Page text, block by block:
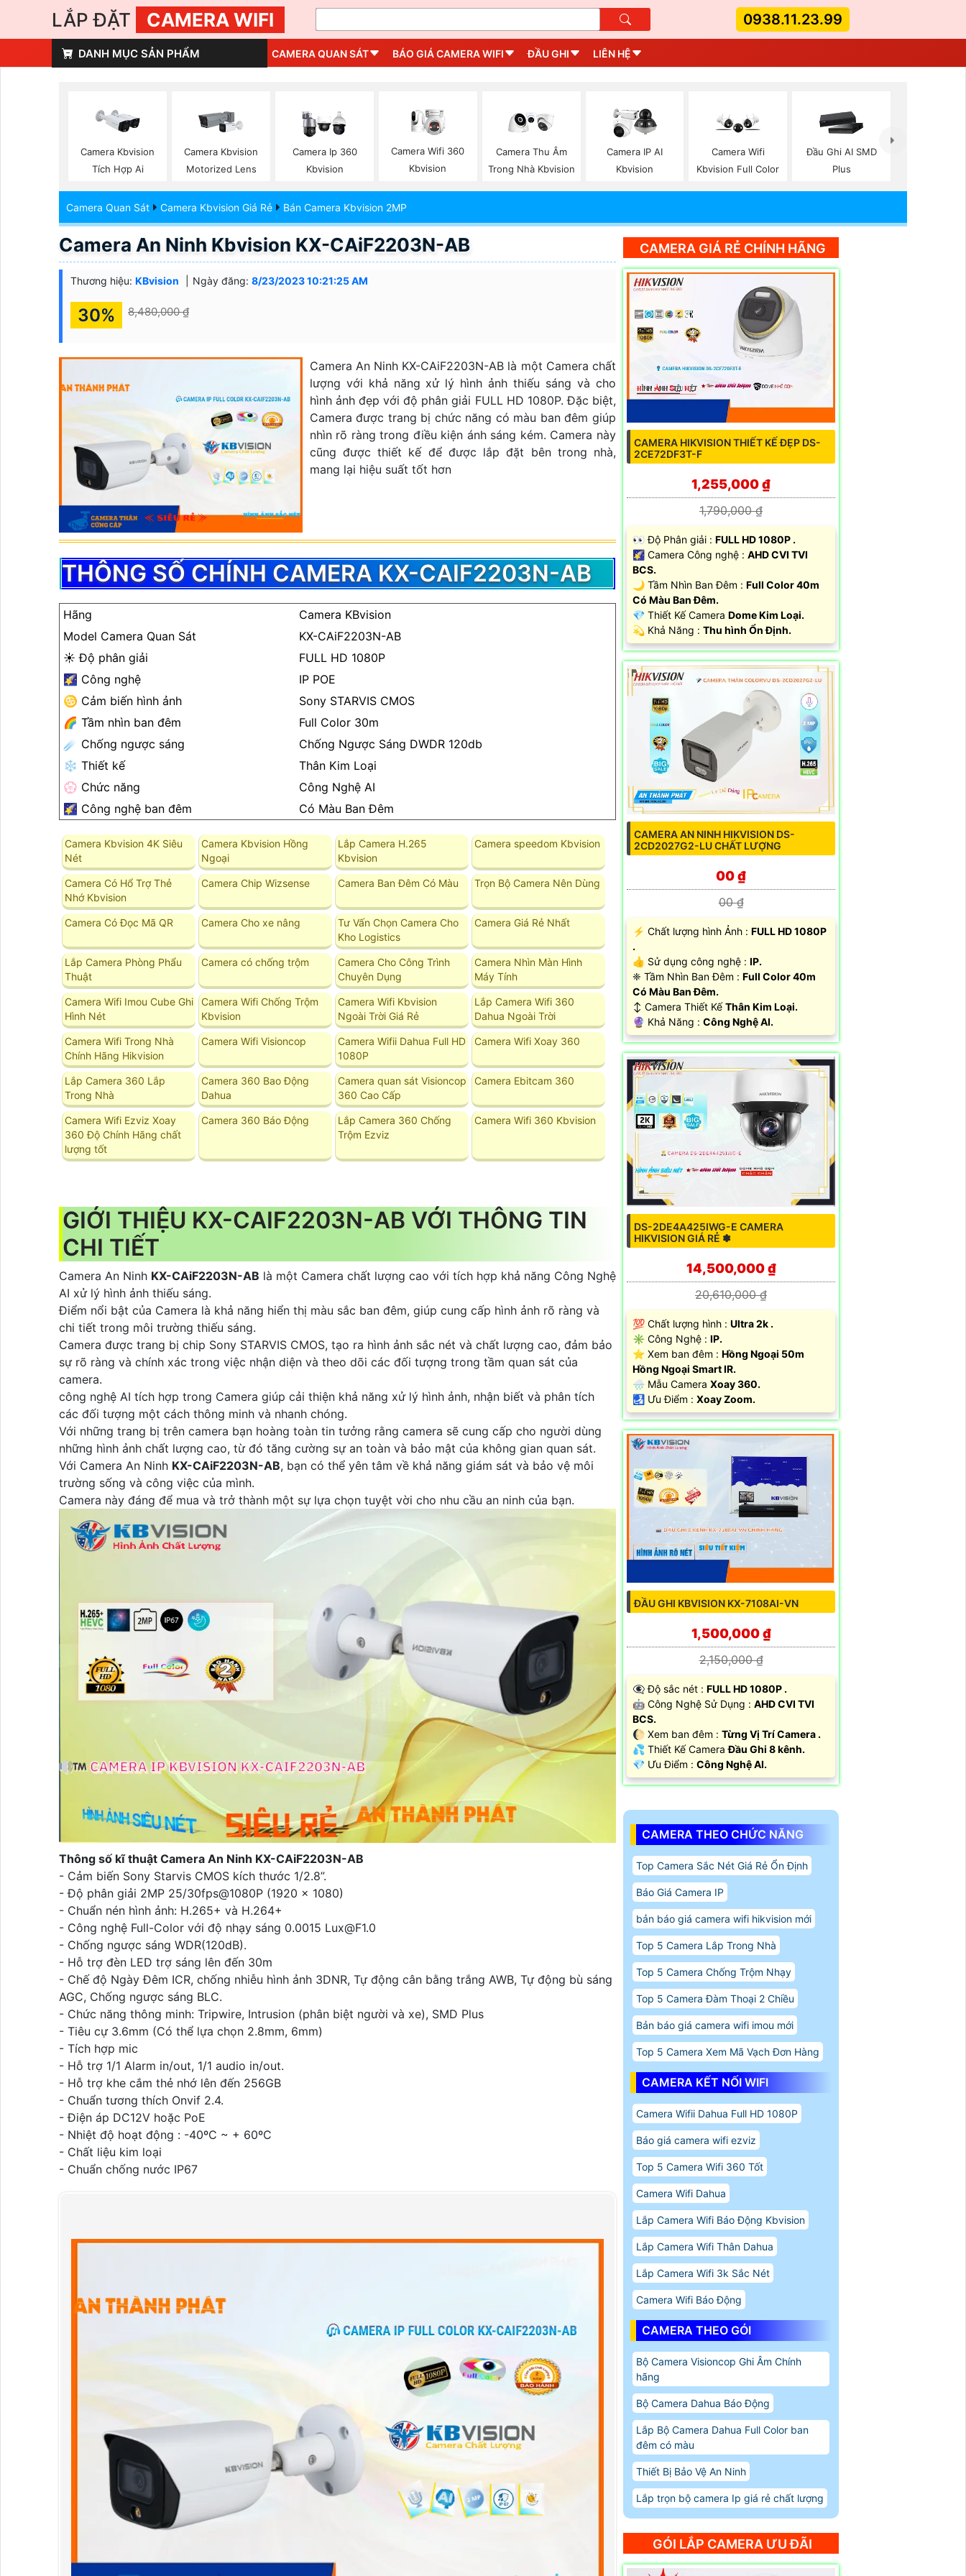
LẮP ĐẶT CAMERA WIFI 0938.11.23.99
DANH MỤC SẢN PHẨM CAMERA QUAN SÁT BÁO GIÁ CAMERA WIFI ĐẦU GHI LIÊN HỆ
Camera Kbvision
Tích Hợp Ai
Camera Kbvision
Motorized Lens
Camera Ip 360
Kbvision
Camera Wifi 360
Kbvision
Camera Thu Âm
Trong Nhà Kbvision
Camera IP AI
Kbvision
Camera Wifi
Kbvision Full Color
Đầu Ghi AI SMD
Plus
Camera Quan Sát Camera Kbvision Giá Rẻ Bán Camera Kbvision 2MP
Camera An Ninh Kbvision KX-CAiF2203N-AB
Thương hiệu: KBvision Ngày đăng: 8/23/2023 10:21:25 AM
30% 8,480,000 ₫
Camera An Ninh KX-CAiF2203N-AB là một Camera chất
lượng với khả năng xử lý hình ảnh thiếu sáng và cho
hình ảnh đẹp với độ phân giải FULL HD 1080P. Đặc biệt,
Camera được trang bị chức năng có màu ban đêm giúp
nhìn rõ ràng trong điều kiện ánh sáng kém. Camera này
cũng được thiết kế để được lắp đặt bên trong nhà,
mang lại hiệu suất tốt hơn
THÔNG SỐ CHÍNH CAMERA KX-CAIF2203N-AB
Hãng
Camera KBvision
Model Camera Quan Sát
KX-CAiF2203N-AB
☀️ Độ phân giải
FULL HD 1080P
🌠 Công nghệ
IP POE
♋ Cảm biến hình ảnh
Sony STARVIS CMOS
🌈 Tầm nhìn ban đêm
Full Color 30m
☄️ Chống ngược sáng
Chống Ngược Sáng DWDR 120db
❄ Thiết kế
Thân Kim Loại
💮 Chức năng
Công Nghệ AI
🌠 Công nghệ ban đêm
Có Màu Ban Đêm
Camera Kbvision 4K Siêu
Nét
Camera Kbvision Hồng
Ngoại
Lắp Camera H.265
Kbvision
Camera speedom Kbvision
Camera Có Hổ Trợ Thẻ
Nhớ Kbvision
Camera Chip Wizsense Camera Ban Đêm Có Màu Trọn Bộ Camera Nên Dùng
Camera Có Đọc Mã QR Camera Cho xe nâng
Tư Vấn Chọn Camera Cho
Kho Logistics
Camera Giá Rẻ Nhất
Lắp Camera Phòng Phẩu
Thuật
Camera có chống trộm
Camera Cho Công Trình
Chuyên Dụng
Camera Nhìn Màn Hình
Máy Tính
Camera Wifi Imou Cube Ghi
Hình Nét
Camera Wifi Chống Trộm
Kbvision
Camera Wifi Kbvision
Ngoài Trời Giá Rẻ
Lắp Camera Wifi 360
Dahua Ngoài Trời
Camera Wifi Trong Nhà
Chính Hãng Hikvision
Camera Wifi Visioncop
Camera Wifii Dahua Full HD
1080P
Camera Wifi Xoay 360
Lắp Camera 360 Lắp
Trong Nhà
Camera 360 Bao Động
Dahua
Camera quan sát Visioncop
360 Cao Cấp
Camera Ebitcam 360
Camera Wifi Ezviz Xoay
360 Độ Chính Hãng chất
lượng tốt
Camera 360 Báo Động
Lắp Camera 360 Chống
Trộm Ezviz
Camera Wifi 360 Kbvision
GIỚI THIỆU KX-CAIF2203N-AB VỚI THÔNG TIN
CHI TIẾT
Camera An Ninh KX-CAiF2203N-AB là một Camera chất lượng cao với tích hợp khả năng Công Nghệ
AI xử lý hình ảnh thiếu sáng.
Điểm nổi bật của Camera là khả năng hiển thị màu sắc ban đêm, giúp cung cấp hình ảnh rõ ràng và
chi tiết trong môi trường thiếu sáng.
Camera được trang bị chip Sony STARVIS CMOS, tạo ra hình ảnh sắc nét và chất lượng cao, đảm bảo
sự rõ ràng và chính xác trong việc nhận diện và theo dõi các đối tượng trong tầm quan sát của
camera.
công nghệ AI tích hợp trong Camera giúp cải thiện khả năng xử lý hình ảnh, nhận biết và phân tích
các đối tượng một cách thông minh và nhanh chóng.
Với những trang bị trên camera bạn hoàng toàn tin tưởng rằng camera sẽ cung cấp cho người dùng
những hình ảnh chất lượng cao, từ đó tăng cường sự an toàn và bảo mật của không gian quan sát.
Với Camera An Ninh KX-CAiF2203N-AB, bạn có thể yên tâm về khả năng giám sát và bảo vệ môi
trường sống và công việc của mình.
Camera này đáng để mua và trở thành một sự lựa chọn tuyệt vời cho nhu cầu an ninh của bạn.
Thông số kĩ thuật Camera An Ninh KX-CAiF2203N-AB
- Cảm biến Sony Starvis CMOS kích thước 1/2.8”.
- Độ phân giải 2MP 25/30fps@1080P (1920 x 1080)
- Chuẩn nén hình ảnh: H.265+ và H.264+
- Công nghệ Full-Color với độ nhạy sáng 0.0015 Lux@F1.0
- Chống ngược sáng WDR(120dB).
- Hỗ trợ đèn LED trợ sáng lên đến 30m
- Chế độ Ngày Đêm ICR, chống nhiễu hình ảnh 3DNR, Tự động cân bằng trắng AWB, Tự động bù sáng
AGC, Chống ngược sáng BLC.
- Chức năng thông minh: Tripwire, Intrusion (phân biệt người và xe), SMD Plus
- Tiêu cự 3.6mm (Có thể lựa chọn 2.8mm, 6mm)
- Tích hợp mic
- Hỗ trợ 1/1 Alarm in/out, 1/1 audio in/out.
- Hỗ trợ khe cắm thẻ nhớ lên đến 256GB
- Chuẩn tương thích Onvif 2.4.
- Điện áp DC12V hoặc PoE
- Nhiệt độ hoạt động : -40ºC ~ + 60ºC
- Chất liệu kim loại
- Chuẩn chống nước IP67
CAMERA GIÁ RẺ CHÍNH HÃNG
CAMERA HIKVISION THIẾT KẾ ĐẸP DS-
2CE72DF3T-F
1,255,000 ₫
1,790,000 ₫
️👀 Độ Phân giải : FULL HD 1080P .
🌠 Camera Công nghệ : AHD CVI TVI
BCS.
🌙 Tầm Nhìn Ban Đêm : Full Color 40m
Có Màu Ban Đêm.
💎 Thiết Kế Camera Dome Kim Loại.
️💫 Khả Năng : Thu hình Ổn Định.
CAMERA AN NINH HIKVISION DS-
2CD2027G2-LU CHẤT LƯỢNG
00 ₫
00 ₫
️⚡ Chất lượng hình Ảnh : FULL HD 1080P
.
👍 Sử dụng công nghệ : IP.
❈ Tầm Nhìn Ban Đêm : Full Color 40m
Có Màu Ban Đêm.
↕️ Camera Thiết KếThân Kim Loại.
️🔮 Khả Năng : Công Nghệ AI.
DS-2DE4A425IWG-E CAMERA
HIKVISION GIÁ RẺ ✽
14,500,000 ₫
20,610,000 ₫
💯 Chất lượng hình : Ultra 2k .
✳️ Công Nghệ : IP.
⭐ Xem ban đêm : Hồng Ngoại 50m
Hồng Ngoại Smart IR.
🌧️ Mẫu Camera Xoay 360.
️🛃 Ưu Điểm : Xoay Zoom.
ĐẦU GHI KBVISION KX-7108AI-VN
1,500,000 ₫
2,150,000 ₫
👁️‍🗨 Độ sắc nét : FULL HD 1080P .
🤖️ Công Nghệ Sử Dụng : AHD CVI TVI
BCS.
🌔 Xem ban đêm : Từng Vị Trí Camera .
💦 Thiết Kế CameraĐầu Ghi 8 kênh.
️💎 Ưu Điểm : Công Nghệ AI.
CAMERA THEO CHỨC NĂNG
Top Camera Sắc Nét Giá Rẻ Ổn Định
Báo Giá Camera IP
bản báo giá camera wifi hikvision mới
Top 5 Camera Lắp Trong Nhà
Top 5 Camera Chống Trộm Nhạy
Top 5 Camera Đàm Thoại 2 Chiều
Bản báo giá camera wifi imou mới
Top 5 Camera Xem Mã Vạch Đơn Hàng
CAMERA KẾT NỐI WIFI
Camera Wifii Dahua Full HD 1080P
Báo giá camera wifi ezviz
Top 5 Camera Wifi 360 Tốt
Camera Wifi Dahua
Lắp Camera Wifi Báo Động Kbvision
Lắp Camera Wifi Thân Dahua
Lắp Camera Wifi 3k Sắc Nét
Camera Wifi Báo Động
CAMERA THEO GÓI
Bộ Camera Visioncop Ghi Âm Chính
hãng
Bộ Camera Dahua Báo Động
Lắp Bộ Camera Dahua Full Color ban
đêm có màu
Thiết Bị Bảo Vệ An Ninh
Lắp trọn bộ camera Ip giá rẻ chất lượng
GÓI LẮP CAMERA ƯU ĐÃI